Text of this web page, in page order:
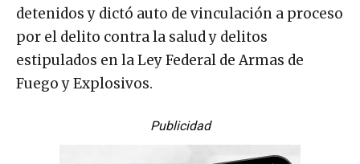
detenidos y dictó auto de vinculación a proceso
por el delito contra la salud y delitos
estipulados en la Ley Federal de Armas de
Fuego y Explosivos.
Publicidad